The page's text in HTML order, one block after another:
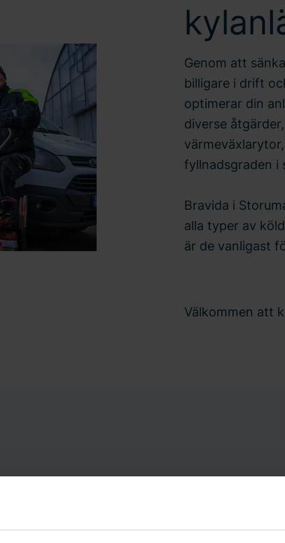
Genom att
billigare i drift
optimerar din
diverse
fyllnadsgraden i
Bravida i
alla typer av
är de vanligast
Välkommen att